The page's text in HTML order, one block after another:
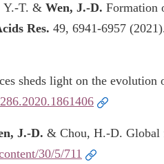
Y.-T. & Wen, J.-D. Formation
Res. 49, 6941-6957
sheds light on the
J.-D. & Chou, H.-D. Global
30/5/711